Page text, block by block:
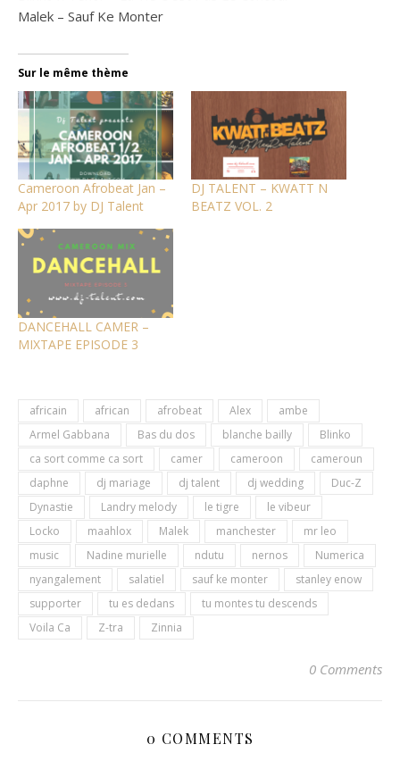
Malek – Sauf Ke Monter
Sur le même thème
Cameroon Afrobeat Jan –
Apr 2017 by DJ Talent
DJ TALENT – KWATT N
BEATZ VOL. 2
DANCEHALL CAMER –
MIXTAPE EPISODE 3
africain african afrobeat Alex
ambe
Armel Gabbana
Bas du dos blanche bailly
Blinko
ca sort comme ca sort
camer cameroon
cameroun
daphne
dj mariage dj talent dj wedding
Duc-Z
Dynastie
Landry melody le tigre
le vibeur
Locko
maahlox Malek manchester
mr leo
music
Nadine murielle ndutu nernos
Numerica
nyangalement
salatiel sauf ke monter
stanley enow
supporter
tu es dedans
tu montes tu descends
Voila Ca
Z-tra Zinnia
0 Comments
0 COMMENTS